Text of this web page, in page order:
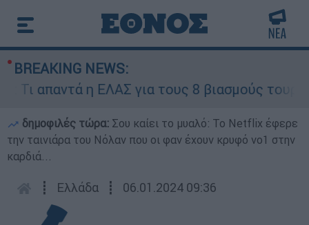
BREAKING NEWS:
ΕΛΑΣ για τους 8 βιασμούς τουριστριών -
δημοφιλές τώρα: Σου καίει το μυαλό: Το Netflix έφερε
την ταινιάρα του Νόλαν που οι φαν έχουν κρυφό νο1 στην
καρδιά...
┋ Ελλάδα ┋ 06.01.2024 09:36